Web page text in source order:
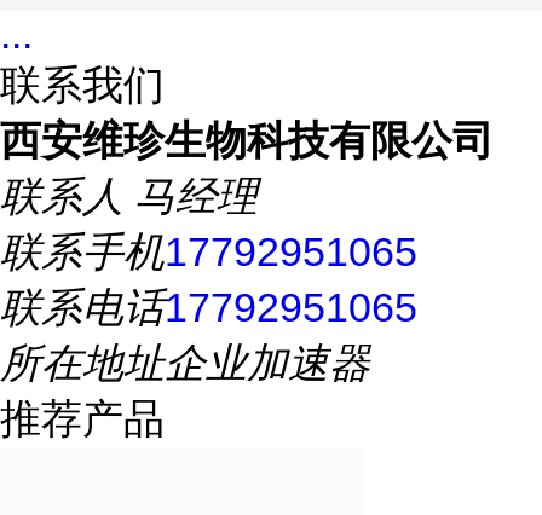
...
联系我们
西安维珍生物科技有限公司
联系人 马经理
联系手机17792951065
联系电话17792951065
所在地址企业加速器
推荐产品